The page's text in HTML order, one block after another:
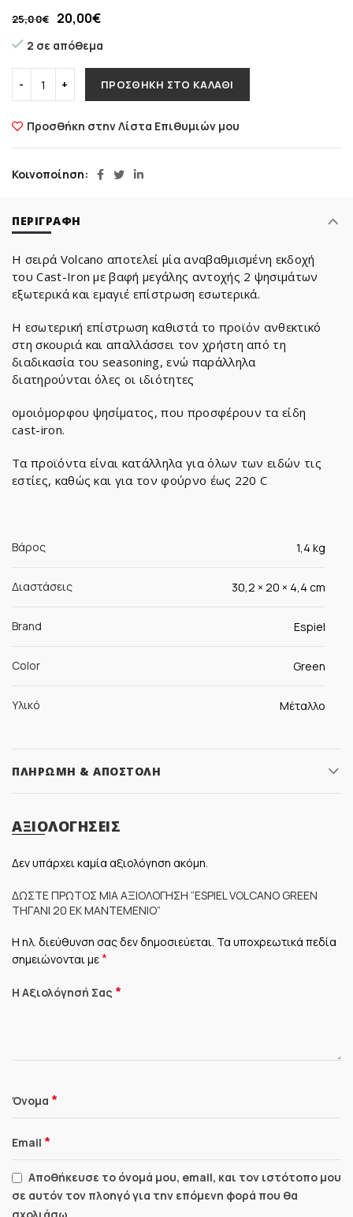
25,00€ 20,00€
2 σε απόθεμα
ΠΡΟΣΘΉΚΗ ΣΤΟ ΚΑΛΆΘΙ
Προσθήκη στην Λίστα Επιθυμιών μου
Κοινοποίηση
ΠΕΡΙΓΡΑΦΉ
Η σειρά Volcano αποτελεί μία αναβαθμισμένη εκδοχή
του Cast-Iron με βαφή μεγάλης αντοχής 2 ψησιμάτων
εξωτερικά και εμαγιέ επίστρωση εσωτερικά.
Η εσωτερική επίστρωση καθιστά το προϊόν ανθεκτικό
στη σκουριά και απαλλάσσει τον χρήστη από τη
διαδικασία του seasoning, ενώ παράλληλα
διατηρούνται όλες οι ιδιότητες
ομοιόμορφου ψησίματος, που προσφέρουν τα είδη
cast-iron.
Τα προϊόντα είναι κατάλληλα για όλων των ειδών τις
εστίες, καθώς και για τον φούρνο έως 220 C
Βάρος 1,4 kg
Διαστάσεις 30,2 × 20 × 4,4 cm
Brand Espiel
Color Green
Υλικό Μέταλλο
ΠΛΗΡΩΜΉ & ΑΠΟΣΤΟΛΉ
ΑΞΙΟΛΟΓΉΣΕΙΣ
Δεν υπάρχει καμία αξιολόγηση ακόμη.
ΔΏΣΤΕ ΠΡΏΤΟΣ ΜΊΑ ΑΞΙΟΛΌΓΗΣΗ “ESPIEL VOLCANO GREEN
ΤΗΓΆΝΙ 20 ΕΚ ΜΑΝΤΕΜΈΝΙΟ”
Η ηλ. διεύθυνση σας δεν δημοσιεύεται. Τα υποχρεωτικά πεδία
σημειώνονται με*
Η Αξιολόγησή Σας *
Όνομα *
Email *
Αποθήκευσε το όνομά μου, email, και τον ιστότοπο μου
σε αυτόν τον πλοηγό για την επόμενη φορά που θα
σχολιάσω.